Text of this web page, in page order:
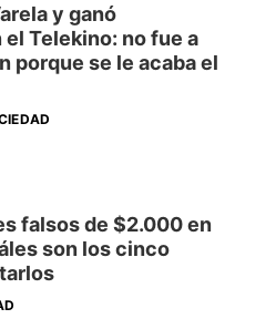
y ganó
Telekino: no fue a
porque se le acaba el
falsos de $2.000 en
son los cinco